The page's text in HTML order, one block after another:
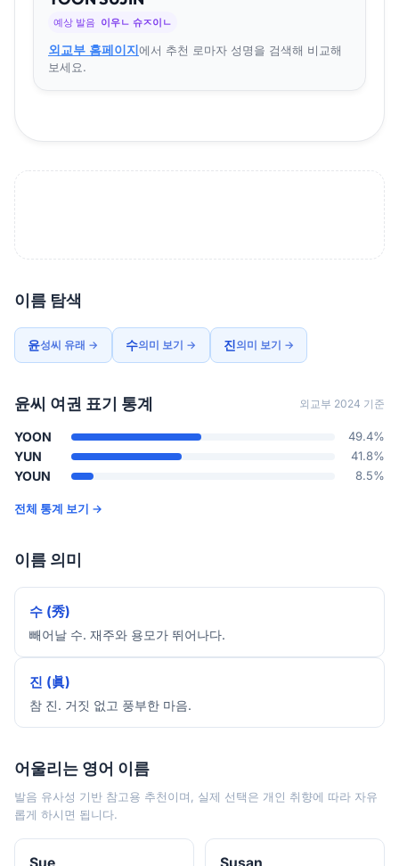
예상 발음 이우ㄴ 슈ㅈ이ㄴ
외교부 홈페이지에서 추천 로마자 성명을 검색해 비교해
보세요.
이름 탐색
윤성씨 유래 → 수의미 보기 → 진의미 보기 →
윤씨 여권 표기 통계 외교부 2024 기준
YOON 49.4%
YUN 41.8%
YOUN 8.5%
전체 통계 보기 →
이름 의미
수 (秀)
빼어날 수. 재주와 용모가 뛰어나다.
진 (眞)
참 진. 거짓 없고 풍부한 마음.
어울리는 영어 이름
발음 유사성 기반 참고용 추천이며, 실제 선택은 개인 취향에 따라 자유
롭게 하시면 됩니다.
Sue Susan